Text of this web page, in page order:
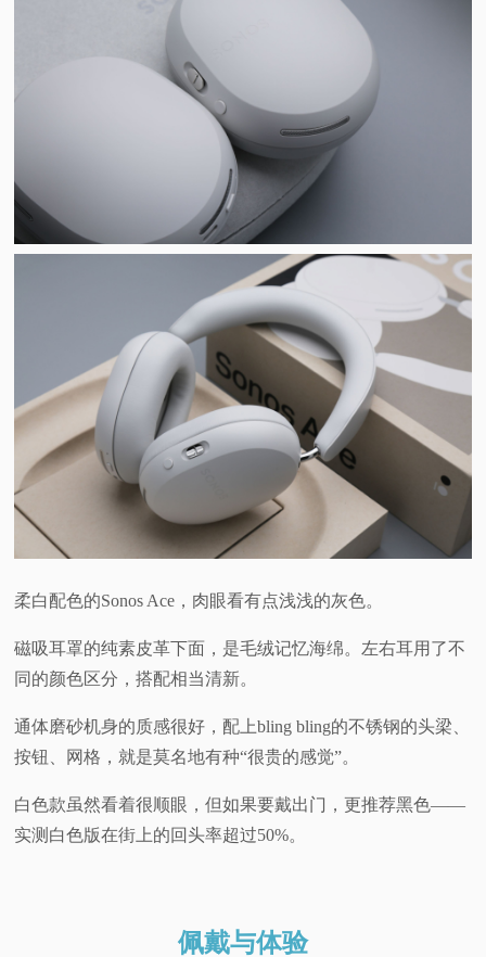
柔白配色的Sonos Ace，肉眼看有点浅浅的灰色。
磁吸耳罩的纯素皮革下面，是毛绒记忆海绵。左右耳用了不
同的颜色区分，搭配相当清新。
通体磨砂机身的质感很好，配上bling bling的不锈钢的头梁、
按钮、网格，就是莫名地有种“很贵的感觉”。
白色款虽然看着很顺眼，但如果要戴出门，更推荐黑色——
实测白色版在街上的回头率超过50%。
佩戴与体验